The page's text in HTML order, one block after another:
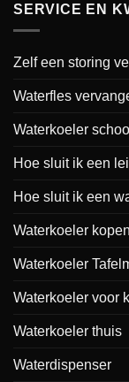
SERVICE EN
Zelf een storing
Waterfles
Waterkoeler
Hoe sluit ik een
Hoe sluit ik een
Waterkoeler
Waterkoeler
Waterkoeler voor
Waterkoeler thuis
Waterdispenser